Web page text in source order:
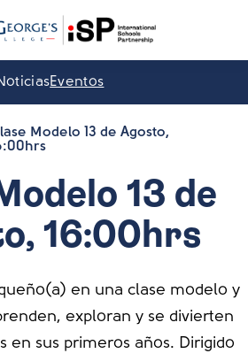
Eventos
Modelo 13 de Agosto,
13 de
16:00hrs
en una clase modelo y
exploran y se divierten
en sus primeros años. Dirigido